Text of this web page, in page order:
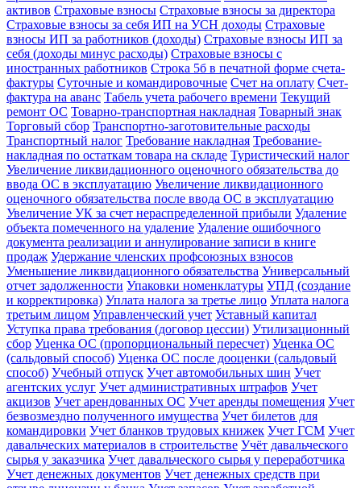
активов Страховые взносы Страховые взносы за директора
Страховые взносы за себя ИП на УСН доходы Страховые
взносы ИП за работников (доходы) Страховые взносы ИП за
себя (доходы минус расходы) Страховые взносы с
иностранных работников Строка 5б в печатной форме счета-
фактуры Суточные и командировочные Счет на оплату Счет-
фактура на аванс Табель учета рабочего времени Текущий
ремонт ОС Товарно-транспортная накладная Товарный знак
Торговый сбор Транспортно-заготовительные расходы
Транспортный налог Требование накладная Требование-
накладная по остаткам товара на складе Туристический налог
Увеличение ликвидационного оценочного обязательства до
ввода ОС в эксплуатацию Увеличение ликвидационного
оценочного обязательства после ввода ОС в эксплуатацию
Увеличение УК за счет нераспределенной прибыли Удаление
объекта помеченного на удаление Удаление ошибочного
документа реализации и аннулирование записи в книге
продаж Удержание членских профсоюзных взносов
Уменьшение ликвидационного обязательства Универсальный
отчет задолженности Упаковки номенклатуры УПД (создание
и корректировка) Уплата налога за третье лицо Уплата налога
третьим лицом Управленческий учет Уставный капитал
Уступка права требования (договор цессии) Утилизационный
сбор Уценка ОС (пропорциональный пересчет) Уценка ОС
(сальдовый способ) Уценка ОС после дооценки (сальдовый
способ) Учебный отпуск Учет автомобильных шин Учет
агентских услуг Учет административных штрафов Учет
акцизов Учет арендованных ОС Учет аренды помещения Учет
безвозмездно полученного имущества Учет билетов для
командировки Учет бланков трудовых книжек Учет ГСМ Учет
давальческих материалов в строительстве Учёт давальческого
сырья у заказчика Учет давальческого сырья у переработчика
Учет денежных документов Учет денежных средств при